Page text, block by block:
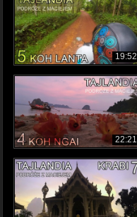
19:52
22:21